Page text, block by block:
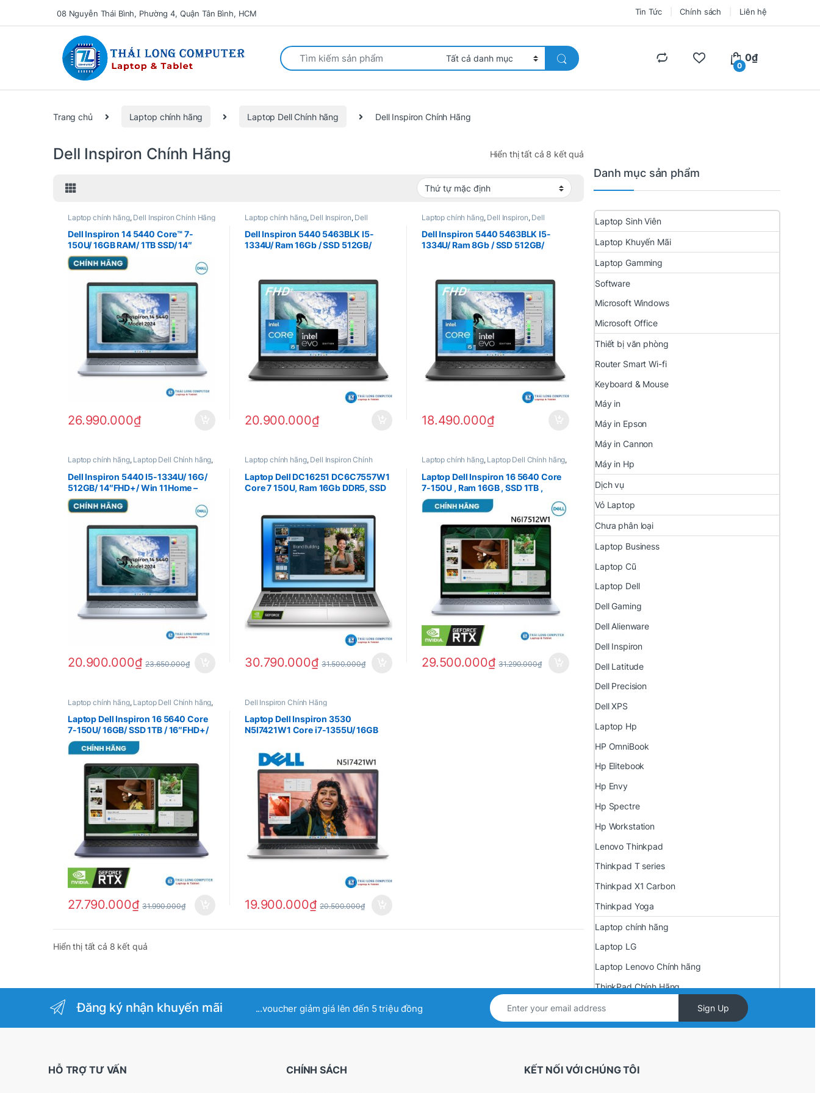
08 Nguyễn Thái Bình, Phường 4, Quận Tân Bình, HCM Tin Tức Chính sách Liên hệ
Search for:
0
0₫
Trang chủ Laptop chính hãng Laptop Dell Chính hãng Dell Inspiron Chính Hãng
Dell Inspiron Chính Hãng Hiển thị tất cả 8 kết quả
Laptop chính hãng, Dell Inspiron Chính Hãng
Dell Inspiron 14 5440 Core™ 7-
150U/ 16GB RAM/ 1TB SSD/ 14″
FHD+ IPS/ Win11 Home – NEW 100%
26.990.000₫
Laptop chính hãng, Dell Inspiron, Dell
Inspiron Chính Hãng
Laptop Business
Dell Inspiron 5440 5463BLK I5-
1334U/ Ram 16Gb / SSD 512GB/
20.900.000₫
Laptop chính hãng, Dell Inspiron, Dell
Inspiron Chính Hãng
Laptop Business
Dell Inspiron 5440 5463BLK I5-
1334U/ Ram 8Gb / SSD 512GB/
18.490.000₫
Laptop chính hãng, Laptop Dell Chính hãng,
Dell Inspiron Chính Hãng
Dell Inspiron 5440 I5-1334U/ 16G/
512GB/ 14″FHD+/ Win 11Home –
New Chính Hãng ( NDY5V1-DG)
20.900.000₫ 23.650.000₫
Laptop chính hãng, Dell Inspiron Chính
Hãng
, Laptop Dell Chính hãng
Laptop Dell DC16251 DC6C7557W1
Core 7 150U, Ram 16Gb DDR5, SSD
2024, 1 Year Pro Support – Silver
30.790.000₫ 31.500.000₫
Laptop chính hãng, Laptop Dell Chính hãng,
Dell Inspiron Chính Hãng
Laptop Dell Inspiron 16 5640 Core
7-150U , Ram 16GB , SSD 1TB ,
16″QHD+ , 2G_MX570A , Win
11Home
29.500.000₫ 31.290.000₫
Laptop chính hãng, Laptop Dell Chính hãng,
Dell Inspiron Chính Hãng
Laptop Dell Inspiron 16 5640 Core
7-150U/ 16GB/ SSD 1TB / 16″FHD+/
2G_MX570A / Win 11Home/
Midnight Blue – New 100% Chính
Hãng KHPF5
27.790.000₫ 31.990.000₫
Dell Inspiron Chính Hãng
Laptop Dell Inspiron 3530
N5I7421W1 Core i7-1355U/ 16GB
Win 11 Home – New 100%
19.900.000₫ 20.500.000₫
Hiển thị tất cả 8 kết quả
Danh mục sản phẩm
Laptop Sinh Viên
Laptop Khuyến Mãi
Laptop Gamming
Software
Microsoft Windows
Microsoft Office
Thiết bị văn phòng
Router Smart Wi-fi
Keyboard & Mouse
Máy in
Máy in Epson
Máy in Cannon
Máy in Hp
Dịch vụ
Vỏ Laptop
Chưa phân loại
Laptop Business
Laptop Cũ
Laptop Dell
Dell Gaming
Dell Alienware
Dell Inspiron
Dell Latitude
Dell Precision
Dell XPS
Laptop Hp
HP OmniBook
Hp Elitebook
Hp Envy
Hp Spectre
Hp Workstation
Lenovo Thinkpad
Thinkpad T series
Thinkpad X1 Carbon
Thinkpad Yoga
Laptop chính hãng
Laptop LG
Laptop Lenovo Chính hãng
ThinkPad Chính Hãng
Lenovo LOQ Chính hãng
Laptop Asus Chính hãng
Asus Gaming
Đăng ký nhận khuyến mãi ...voucher giảm giá lên đến 5 triệu đồng Sign Up
HỖ TRỢ TƯ VẤN CHÍNH SÁCH KẾT NỐI VỚI CHÚNG TÔI